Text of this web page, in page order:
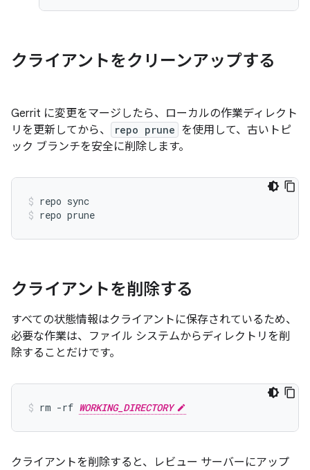
クライアントをクリーンアップする
Gerrit に変更をマージしたら、ローカルの作業ディレクト
リを更新してから、
repo prune を使用して、古いトピ
ック ブランチを安全に削除します。
repo sync
repo prune
クライアントを削除する
すべての状態情報はクライアントに保存されているため、
必要な作業は、ファイル システムからディレクトリを削
除することだけです。
rm -rf WORKING_DIRECTORY
クライアントを削除すると、レビュー サーバーにアップ